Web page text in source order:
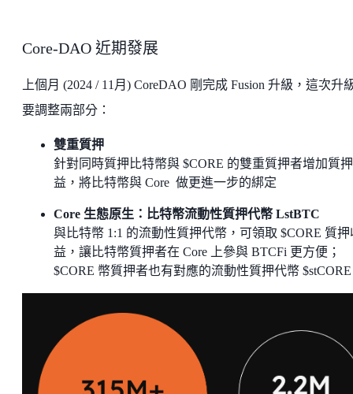
Core-DAO 近期發展
上個月 (2024 / 11月) CoreDAO 剛完成 Fusion 升級，這次升
要調整兩部分：
雙重質押
針對同時質押比特幣與 $CORE 的雙重質押者增加質
益，將比特幣與 Core 做更進一步的綁定
Core 生態原生：比特幣流動性質押代幣 LstBTC
與比特幣 1:1 的流動性質押代幣，可領取 $CORE 質押
益，讓比特幣質押者在 Core 上參與 BTCFi 更方便；
$CORE 幣質押者也有對應的流動性質押代幣 $stCORE